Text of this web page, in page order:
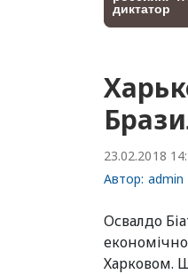
23.02.2018
Автор: admin
Освалдо
Харковом.